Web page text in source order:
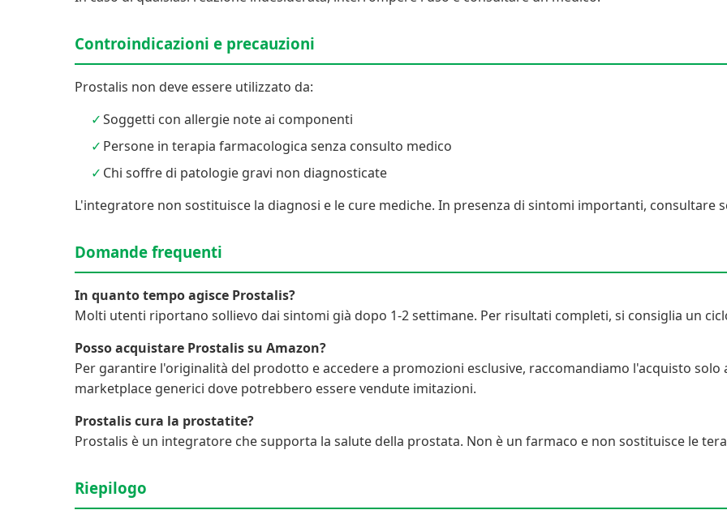
Controindicazioni e precauzioni
Prostalis non deve essere utilizzato da:
Soggetti con allergie note ai componenti
Persone in terapia farmacologica senza consulto medico
Chi soffre di patologie gravi non diagnosticate
L'integratore non sostituisce la diagnosi e le cure mediche. In presenza di sintomi importanti, consultare
Domande frequenti
In quanto tempo agisce Prostalis?
Molti utenti riportano sollievo dai sintomi già dopo 1-2 settimane. Per risultati completi, si consiglia un
Posso acquistare Prostalis su Amazon?
Per garantire l'originalità del prodotto e accedere a promozioni esclusive, raccomandiamo l'acquisto
marketplace generici dove potrebbero essere vendute imitazioni.
Prostalis cura la prostatite?
Prostalis è un integratore che supporta la salute della prostata. Non è un farmaco e non sostituisce le
Riepilogo